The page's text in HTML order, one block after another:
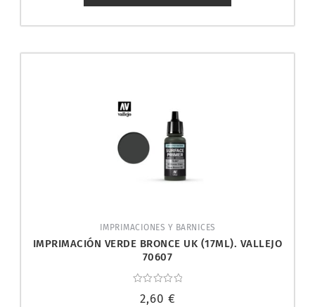
IMPRIMACIONES Y BARNICES
IMPRIMACIÓN VERDE BRONCE UK (17ML). VALLEJO
70607
con
2,60 €